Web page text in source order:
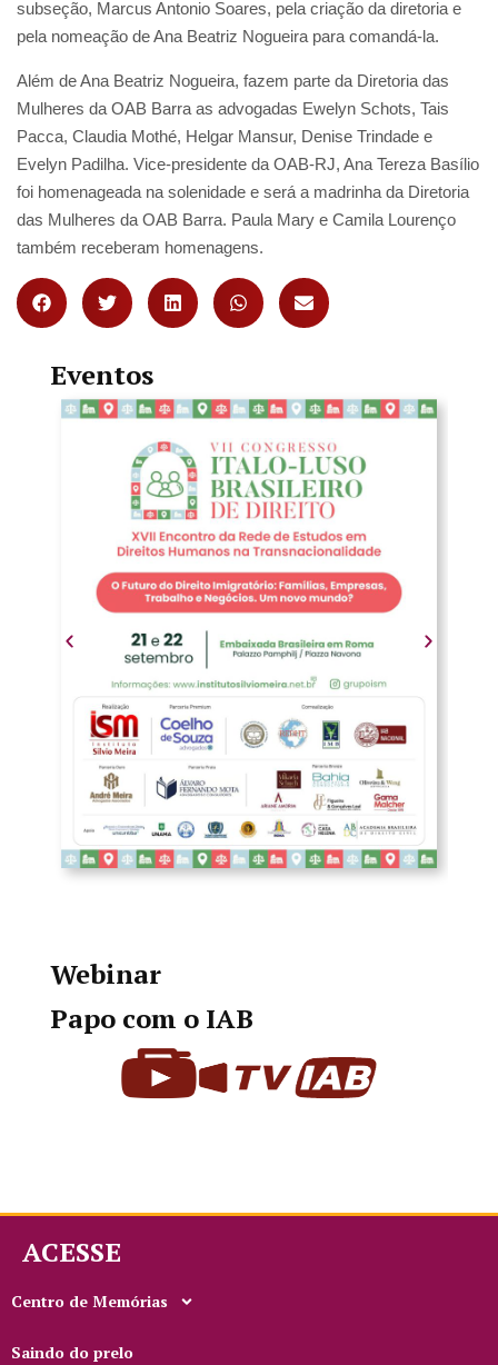
subseção, Marcus Antonio Soares, pela criação da diretoria e
pela nomeação de Ana Beatriz Nogueira para comandá-la.
Além de Ana Beatriz Nogueira, fazem parte da Diretoria das
Mulheres da OAB Barra as advogadas Ewelyn Schots, Tais
Pacca, Claudia Mothé, Helgar Mansur, Denise Trindade e
Evelyn Padilha. Vice-presidente da OAB-RJ, Ana Tereza Basílio
foi homenageada na solenidade e será a madrinha da Diretoria
das Mulheres da OAB Barra. Paula Mary e Camila Lourenço
também receberam homenagens.
Eventos
Webinar
Papo com o IAB
ACESSE
Centro de Memórias
Saindo do prelo